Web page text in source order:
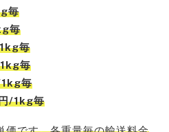
毎
毎
毎
毎
毎
/1kg毎